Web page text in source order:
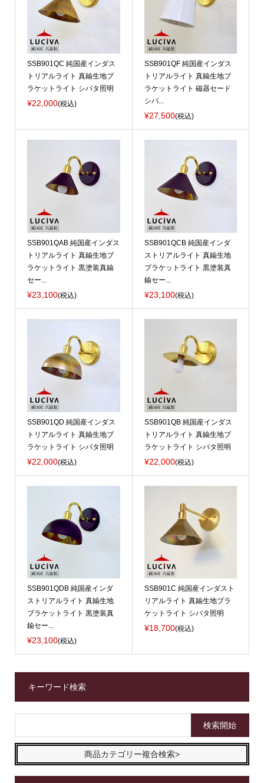
SSB901QC 純国産インダス
トリアルライト 真鍮生地ブ
ラケットライト シバタ照明
¥22,000(税込)
SSB901QF 純国産インダス
トリアルライト 真鍮生地ブ
ラケットライト 磁器セード
シバ...
¥27,500(税込)
SSB901QAB 純国産インダス
トリアルライト 真鍮生地ブ
ラケットライト 黒塗装真鍮
セー...
¥23,100(税込)
SSB901QCB 純国産インダ
ストリアルライト 真鍮生地
ブラケットライト 黒塗装真
鍮セー...
¥23,100(税込)
SSB901QD 純国産インダス
トリアルライト 真鍮生地ブ
ラケットライト シバタ照明
¥22,000(税込)
SSB901QB 純国産インダス
トリアルライト 真鍮生地ブ
ラケットライト シバタ照明
¥22,000(税込)
SSB901QDB 純国産インダ
ストリアルライト 真鍮生地
ブラケットライト 黒塗装真
鍮セー...
¥23,100(税込)
SSB901C 純国産インダスト
リアルライト 真鍮生地ブラ
ケットライト シバタ照明
¥18,700(税込)
キーワード検索
商品カテゴリー複合検索>